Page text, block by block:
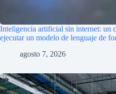
Inteligencia artificial sin internet: un
ejecutar un modelo de lenguaje de
agosto 7, 2026